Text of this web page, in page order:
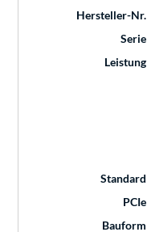
Hersteller-Nr.
Serie
Leistung
Standard
PCIe
Bauform